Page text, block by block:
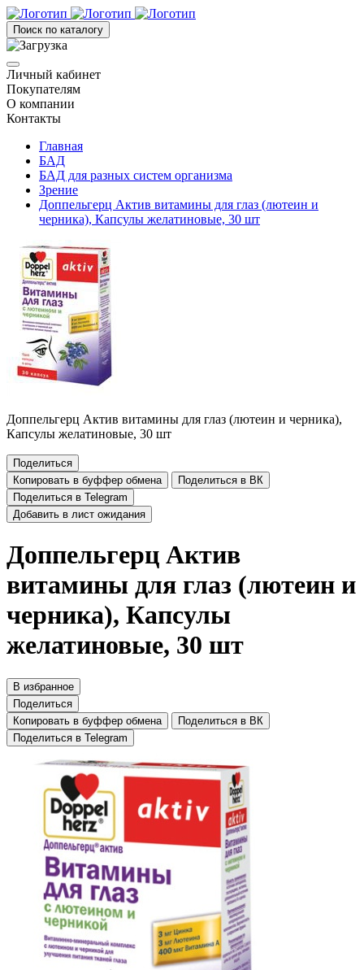
Поиск по каталогу
Личный кабинет
Покупателям
О компании
Контакты
Главная
БАД
БАД для разных систем организма
Зрение
Доппельгерц Актив витамины для глаз (лютеин и
черника), Капсулы желатиновые, 30 шт
Доппельгерц Актив витамины для глаз (лютеин и черника),
Капсулы желатиновые, 30 шт
Поделиться
Копировать в буффер обмена
Поделиться в ВК
Поделиться в Telegram
Добавить в лист ожидания
Доппельгерц Актив
витамины для глаз (лютеин и
черника), Капсулы
желатиновые, 30 шт
В избранное
Поделиться
Копировать в буффер обмена
Поделиться в ВК
Поделиться в Telegram